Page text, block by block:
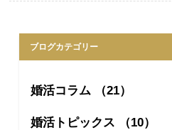
ブログカテゴリー
婚活コラム （21）
婚活トピックス （10）